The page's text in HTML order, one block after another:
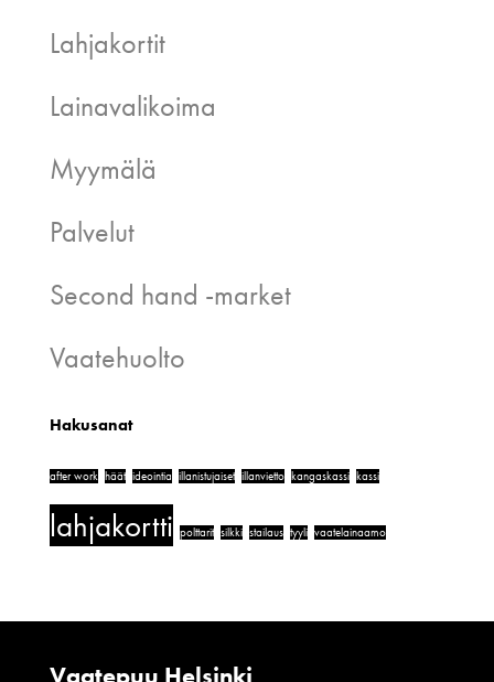
Lahjakortit
Lainavalikoima
Myymälä
Palvelut
Second hand -market
Vaatehuolto
Hakusanat
after work häät ideointia illanistujaiset illanvietto kangaskassi kassi
lahjakortti polttarit silkki stailaus tyyli vaatelainaamo